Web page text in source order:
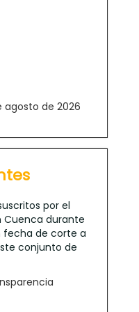
agosto de 2026
por el
Cuenca durante
fecha de corte a
conjunto de